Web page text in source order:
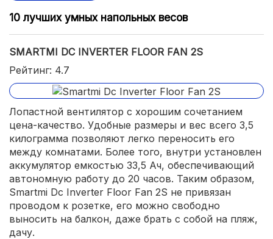
10 лучших умных напольных весов
SMARTMI DC INVERTER FLOOR FAN 2S
Рейтинг: 4.7
Лопастной вентилятор с хорошим сочетанием
цена-качество. Удобные размеры и вес всего 3,5
килограмма позволяют легко переносить его
между комнатами. Более того, внутри установлен
аккумулятор емкостью 33,5 Ач, обеспечивающий
автономную работу до 20 часов. Таким образом,
Smartmi Dc Inverter Floor Fan 2S не привязан
проводом к розетке, его можно свободно
выносить на балкон, даже брать с собой на пляж,
дачу.